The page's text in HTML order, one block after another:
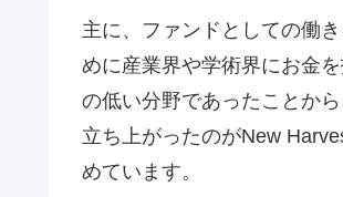
主に、ファンドとしての働
めに産業界や学術界にお金
の低い分野であったことか
立ち上がったのがNew
めています。